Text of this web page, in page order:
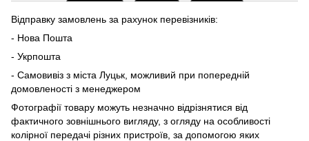
Відправку замовлень за рахунок перевізників:
- Нова Пошта
- Укрпошта
- Самовивіз з міста Луцьк, можливий при попередній
домовленості з менеджером
Фотографії товару можуть незначно відрізнятися від
фактичного зовнішнього вигляду, з огляду на особливості
колірної передачі різних пристроїв, за допомогою яких